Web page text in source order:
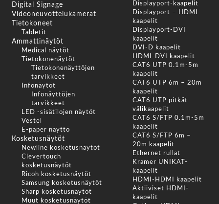
Digital Signage
Videoneuvottelukamerat
Tietokoneet
Tabletit
Ammattinäytöt
Medical näytöt
Tietokonenäytöt
Tietokonenäyttöjen
tarvikkeet
Infonäytöt
Infonäyttöjen
tarvikkeet
LED -sisätilojen näytöt
Vestel
E-paper näyttö
Kosketusnäytöt
Newline kosketusnäytöt
Clevertouch
kosketusnäytöt
Ricoh kosketusnäytöt
Samsung kosketusnäytöt
Sharp kosketusnäytöt
Muut kosketusnäytöt
Displayport-kaapelit
Displayport – HDMI
kaapelit
Displayport-DVI
kaapelit
DVI-D kaapelit
HDMI-DVI kaapelit
CAT6 UTP 0.1m-5m
kaapelit
CAT6 UTP 6m – 20m
kaapelit
CAT6 UTP pitkät
välikaapelit
CAT6 S/FTP 0.1m-5m
kaapelit
CAT6 S/FTP 6m –
20m kaapelit
Ethernet rullat
Kramer UNIKAT-
kaapelit
HDMI-HDMI kaapelit
Aktiiviset HDMI-
kaapelit